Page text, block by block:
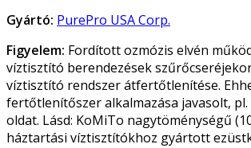
Gyártó: PurePro USA Corp.
Figyelem: Fordított ozmózis elvén
víztisztító berendezések
víztisztító rendszer átfertőtlenítése.
fertőtlenítőszer alkalmazása javasolt,
oldat. Lásd: KoMiTo nagytöménységű
háztartási víztisztítókhoz gyártott